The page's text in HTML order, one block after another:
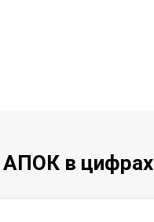
АПОК в цифрах